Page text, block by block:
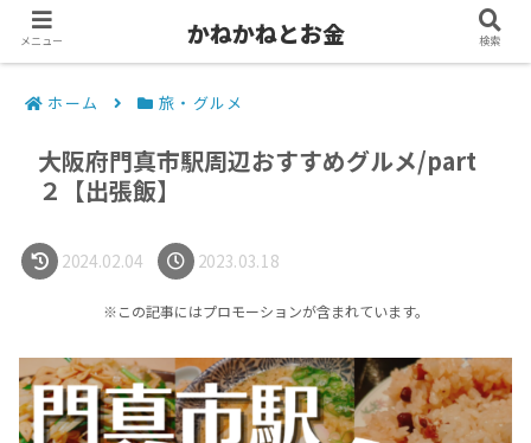
ホーム 旅・グルメ
大阪府門真市駅周辺おすすめグルメ/part
２【出張飯】
2024.02.04 2023.03.18
※この記事にはプロモーションが含まれています。
メニュー かねかねとお金 検索